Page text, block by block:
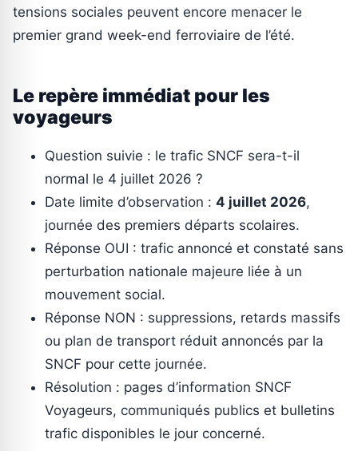
tensions sociales peuvent encore menacer le
premier grand week-end ferroviaire de l’été.
Le repère immédiat pour les
voyageurs
Question suivie : le trafic SNCF sera-t-il
normal le 4 juillet 2026 ?
Date limite d’observation : 4 juillet 2026,
journée des premiers départs scolaires.
Réponse OUI : trafic annoncé et constaté sans
perturbation nationale majeure liée à un
mouvement social.
Réponse NON : suppressions, retards massifs
ou plan de transport réduit annoncés par la
SNCF pour cette journée.
Résolution : pages d’information SNCF
Voyageurs, communiqués publics et bulletins
trafic disponibles le jour concerné.